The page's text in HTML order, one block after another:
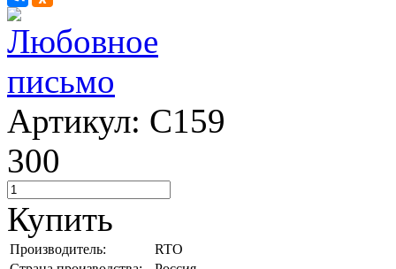
Артикул: C159
300
Купить
Производитель:
RTO